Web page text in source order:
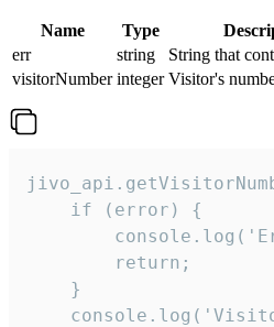
Name Type
err
string
String that
visitorNumber integer Visitor's
    if (error) {
        return;
    }